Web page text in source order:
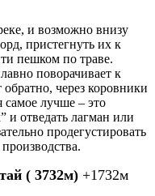
и возможно внизу
пристегнуть их к
пешком по траве.
поворачивает к
через коровники
самое лучше – это
и отведать лагман или
продегустировать
( 3732м) +1732м